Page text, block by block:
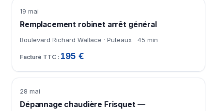
19 mai
Remplacement robinet arrêt général
Boulevard Richard Wallace · Puteaux 45 min
195 €
28 mai
Dépannage chaudière Frisquet —